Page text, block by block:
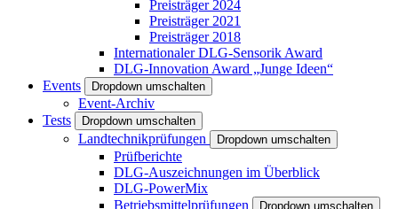
Preisträger 2024
Preisträger 2021
Preisträger 2018
Internationaler DLG-Sensorik Award
DLG-Innovation Award „Junge Ideen“
Events
Dropdown umschalten
Event-Archiv
Tests
Dropdown umschalten
Landtechnikprüfungen Dropdown umschalten
Prüfberichte
DLG-Auszeichnungen im Überblick
DLG-PowerMix
Betriebsmittelprüfungen
Dropdown umschalten